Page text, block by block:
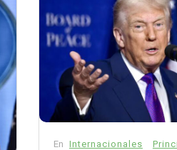
En Internacionales